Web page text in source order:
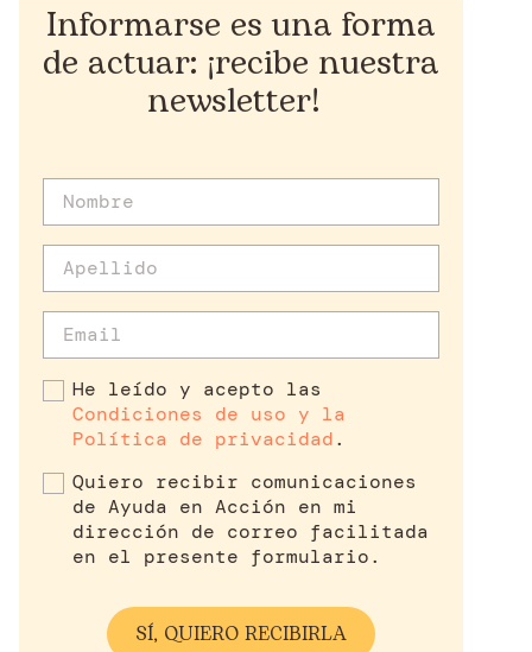
Informarse es una forma
de actuar: ¡recibe nuestra
newsletter!
He leído y acepto las
Condiciones de uso y la
Política de privacidad.
Quiero recibir comunicaciones
de Ayuda en Acción en mi
dirección de correo facilitada
en el presente formulario.